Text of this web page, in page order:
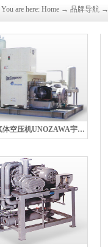
You are here: Home → 品牌导航 →
SYD030F气体空压机UNOZAWA宇野泽